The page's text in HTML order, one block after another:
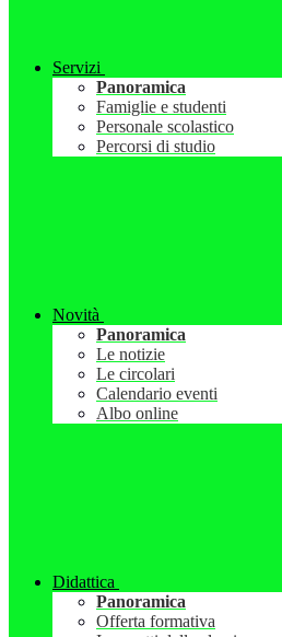
Servizi
Panoramica
Famiglie e studenti
Personale scolastico
Percorsi di studio
Novità
Panoramica
Le notizie
Le circolari
Calendario eventi
Albo online
Didattica
Panoramica
Offerta formativa